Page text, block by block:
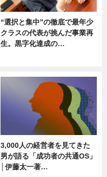
“選択と集中”の徹底で最年少
クラスの代表が挑んだ事業再
生。黒字化達成の…
3,000人の経営者を見てきた
男が語る「成功者の共通OS」
│伊藤太一著…